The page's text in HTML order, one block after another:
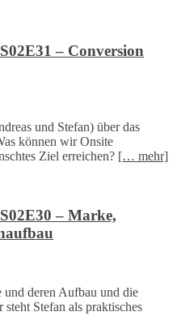
– Conversion
und Stefan) über das
können wir Onsite
Ziel erreichen? [… mehr]
– Marke,
deren Aufbau und die
Stefan als praktisches